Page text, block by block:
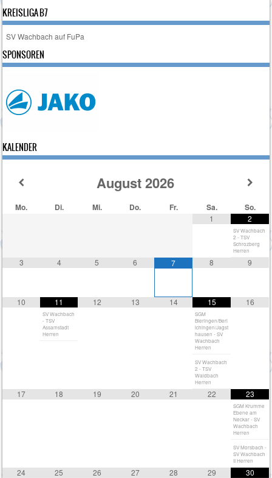
KREISLIGA B7
SV Wachbach auf FuPa
SPONSOREN
KALENDER
August 2026
Mo. Di. Mi. Do. Fr. Sa. So.
1 2
SV Wachbach
2 - TSV
Schrozberg
Herren
3 4 5 6 7 8 9
10 11
SV Wachbach
- TSV
Assamstadt
Herren
12 13 14 15
SGM
Bieringen/Berl
ichingen/Jagst
hausen - SV
Wachbach
Herren
SV Wachbach
2 - TSV
Waldbach
Herren
16
17 18 19 20 21 22 23
SGM Krumme
Ebene am
Neckar - SV
Wachbach
Herren
SV Morsbach -
SV Wachbach
II Herren
24 25 26 27 28 29 30